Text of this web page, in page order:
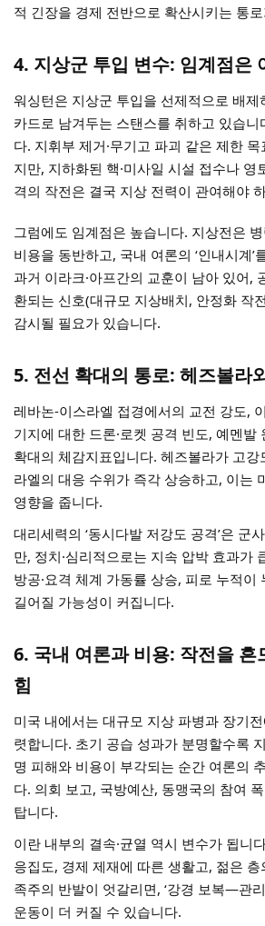
적 긴장을 경제 전반으로 확산시키는 통
4. 지상군 투입 변수: 임계점은
워싱턴은 지상군 투입을 선제적으로 배제
카드로 남겨두는 스탠스를 취하고 있습니
다. 지휘부 제거·무기고 파괴 같은 제한
지만, 지하화된 핵·미사일 시설 접수나 영
격의 작전은 결국 지상 전력이 관여해야
그럼에도 임계점은 높습니다. 지상전은
비용을 동반하고, 국내 여론의 ‘인내시계’
과거 이라크·아프간의 교훈이 남아 있어,
환되는 신호(대규모 지상배치, 안정화 작
감시될 필요가 있습니다.
5. 전선 확대의 통로: 헤즈볼라
레바논-이스라엘 접경에서의 교전 강도,
기지에 대한 드론·로켓 공격 빈도, 예멘발
확대의 체감지표입니다. 헤즈볼라가 고
라엘의 대응 수위가 즉각 상승하고, 이는
영향을 줍니다.
대리세력의 ‘동시다발 저강도 공격’은 군
만, 정치·심리적으로는 지속 압박 효과가
방공·요격 체계 가동률 상승, 피로 누적이
길어질 가능성이 커집니다.
6. 국내 여론과 비용: 작전을 흔
힘
미국 내에서는 대규모 지상 파병과 장기
렷합니다. 초기 공습 성과가 분명할수록
명 피해와 비용이 부각되는 순간 여론의
다. 의회 보고, 국방예산, 동맹국의 참여
탑니다.
이란 내부의 결속·균열 역시 변수가 됩니
응집도, 경제 제재에 따른 생활고, 젊은
족주의 반발이 엇갈리면, ‘강경 보복—관
운동이 더 커질 수 있습니다.